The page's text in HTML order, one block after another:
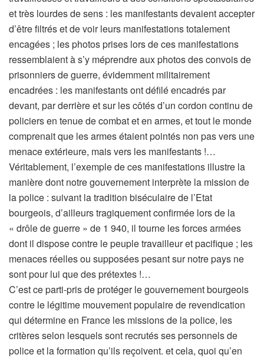
et très lourdes de sens : les manifestants devaient accepter
d’être filtrés et de voir leurs manifestations totalement
encagées ; les photos prises lors de ces manifestations
ressemblaient à s’y méprendre aux photos des convois de
prisonniers de guerre, évidemment militairement
encadrées : les manifestants ont défilé encadrés par
devant, par derrière et sur les côtés d’un cordon continu de
policiers en tenue de combat et en armes, et tout le monde
comprenait que les armes étaient pointés non pas vers une
menace extérieure, mais vers les manifestants !…
Véritablement, l’exemple de ces manifestations illustre la
manière dont notre gouvernement interprète la mission de
la police : suivant la tradition biséculaire de l’Etat
bourgeois, d’ailleurs tragiquement confirmée lors de la
« drôle de guerre » de 1 940, il tourne les forces armées
dont il dispose contre le peuple travailleur et pacifique ; les
menaces réelles ou supposées pesant sur notre pays ne
sont pour lui que des prétextes !…
C’est ce parti-pris de protéger le gouvernement bourgeois
contre le légitime mouvement populaire de revendication
qui détermine en France les missions de la police, les
critères selon lesquels sont recrutés ses personnels de
police et la formation qu’ils reçoivent. et cela, quoi qu’en